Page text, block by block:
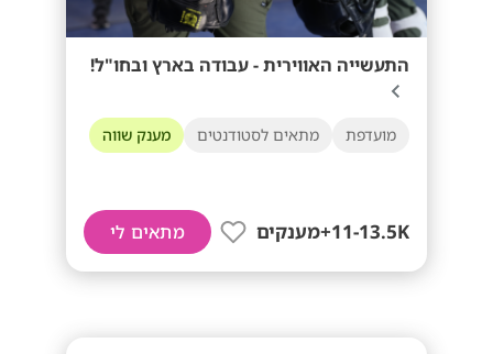
התעשייה האווירית - עבודה בארץ ובחו"ל!
מועדפת מתאים לסטודנטים מענק שווה
11-13.5K+מענקים מתאים לי